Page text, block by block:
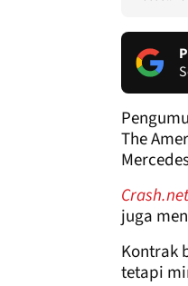
The
Crash.net
juga
Kontrak
tetapi